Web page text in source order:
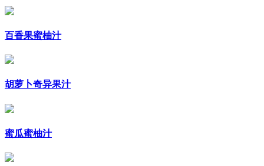
百香果蜜柚汁
胡萝卜奇异果汁
蜜瓜蜜柚汁